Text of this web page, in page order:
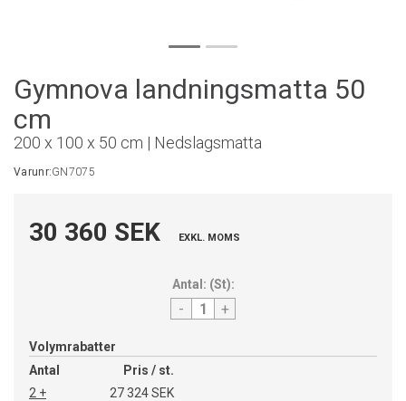
Gymnova landningsmatta 50
cm
200 x 100 x 50 cm | Nedslagsmatta
Varunr:GN7075
30 360 SEK EXKL. MOMS
Antal: (St):
- +
Volymrabatter
Antal
Pris / st.
2 +
27 324 SEK